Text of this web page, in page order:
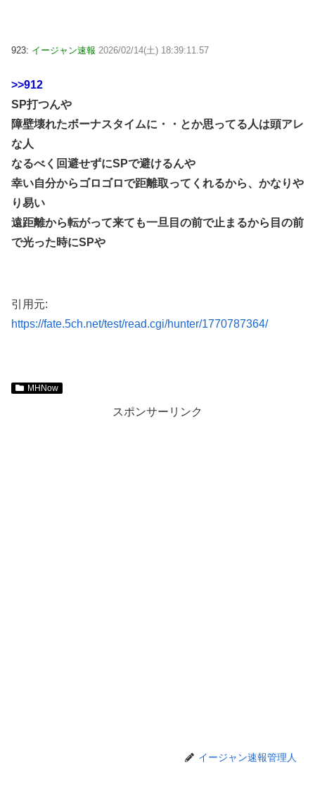
923: イージャン速報 2026/02/14(土) 18:39:11.57
>>912
SP打つんや
障壁壊れたボーナスタイムに・・とか思ってる人は頭アレ
な人
なるべく回避せずにSPで避けるんや
幸い自分からゴロゴロで距離取ってくれるから、かなりや
り易い
遠距離から転がって来ても一旦目の前で止まるから目の前
で光った時にSPや
引用元:
https://fate.5ch.net/test/read.cgi/hunter/1770787364/
MHNow
スポンサーリンク
イージャン速報管理人